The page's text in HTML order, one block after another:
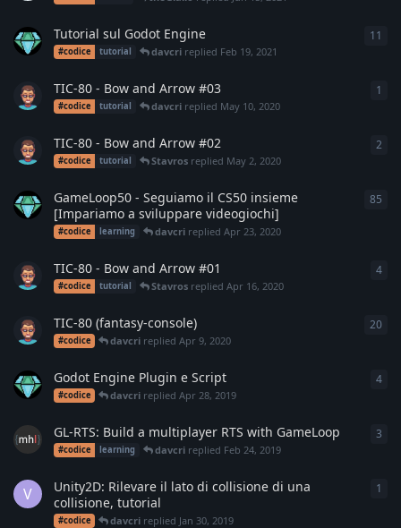
Tutorial sul Godot Engine
#codice tutorial davcrireplied Feb 19, 2021
11
TIC-80 - Bow and Arrow #03
#codice tutorial davcrireplied May 10, 2020
1
TIC-80 - Bow and Arrow #02
#codice tutorial Stavrosreplied May 2, 2020
2
GameLoop50 - Seguiamo il CS50 insieme
[Impariamo a sviluppare videogiochi]
#codice learning davcrireplied Apr 23, 2020
85
TIC-80 - Bow and Arrow #01
#codice tutorial Stavrosreplied Apr 16, 2020
4
TIC-80 (fantasy-console)
#codice davcri repliedApr 9, 2020
20
Godot Engine Plugin e Script
#codice davcri repliedApr 28, 2019
4
GL-RTS: Build a multiplayer RTS with GameLoop
#codice learning davcrireplied Feb 24, 2019
3
V
Unity2D: Rilevare il lato di collisione di una
collisione, tutorial
#codice davcri replied Jan 30, 2019
1